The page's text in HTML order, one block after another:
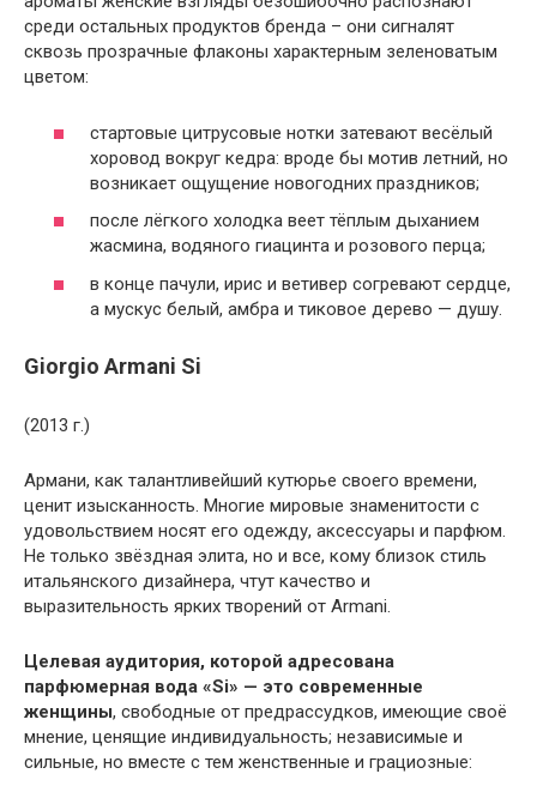
среди остальных продуктов бренда – они сигналят
сквозь прозрачные флаконы характерным зеленоватым
цветом:
стартовые цитрусовые нотки затевают весёлый
хоровод вокруг кедра: вроде бы мотив летний, но
возникает ощущение новогодних праздников;
после лёгкого холодка веет тёплым дыханием
жасмина, водяного гиацинта и розового перца;
в конце пачули, ирис и ветивер согревают сердце,
а мускус белый, амбра и тиковое дерево — душу.
Giorgio Armani Si
(2013 г.)
Армани, как талантливейший кутюрье своего времени,
ценит изысканность. Многие мировые знаменитости с
удовольствием носят его одежду, аксессуары и парфюм.
Не только звёздная элита, но и все, кому близок стиль
итальянского дизайнера, чтут качество и
выразительность ярких творений от Armani.
Целевая аудитория, которой адресована
парфюмерная вода «Si» — это современные
женщины, свободные от предрассудков, имеющие своё
мнение, ценящие индивидуальность; независимые и
сильные, но вместе с тем женственные и грациозные: